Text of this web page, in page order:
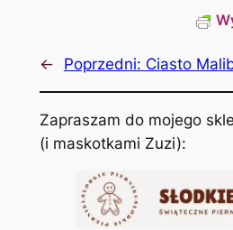
← Poprzedni: Ciasto
Zapraszam do mojego
(i maskotkami Zuzi):